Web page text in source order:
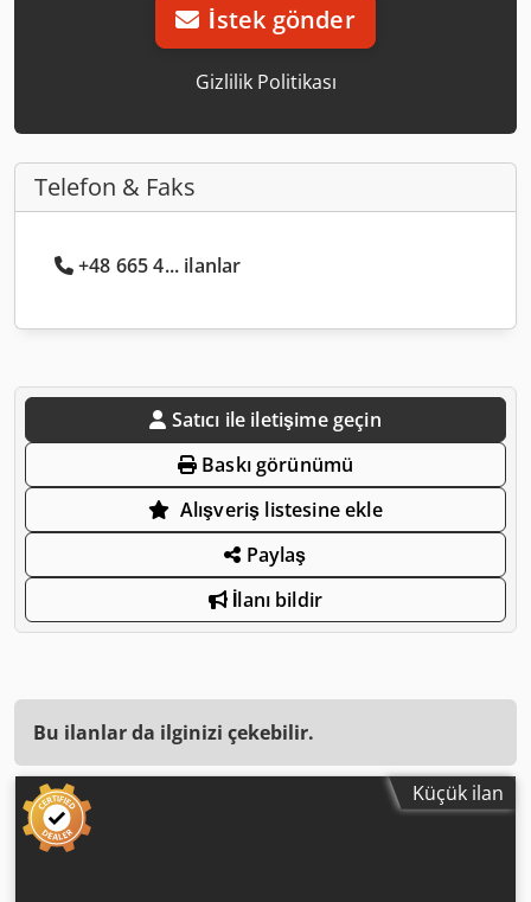
İstek gönder
Gizlilik Politikası
Telefon & Faks
+48 665 4... ilanlar
Satıcı ile iletişime geçin
Baskı görünümü
Alışveriş listesine ekle
Paylaş
İlanı bildir
Bu ilanlar da ilginizi çekebilir.
Küçük ilan